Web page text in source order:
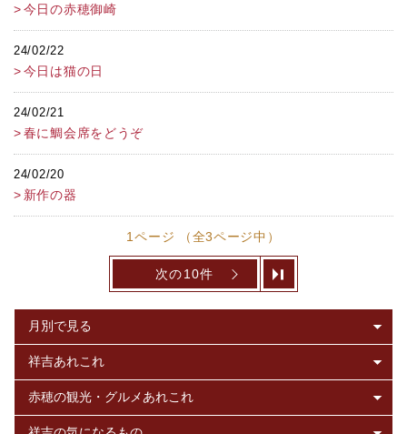
今日の赤穂御崎
24/02/22
今日は猫の日
24/02/21
春に鯛会席をどうぞ
24/02/20
新作の器
1ページ （全3ページ中）
次の10件